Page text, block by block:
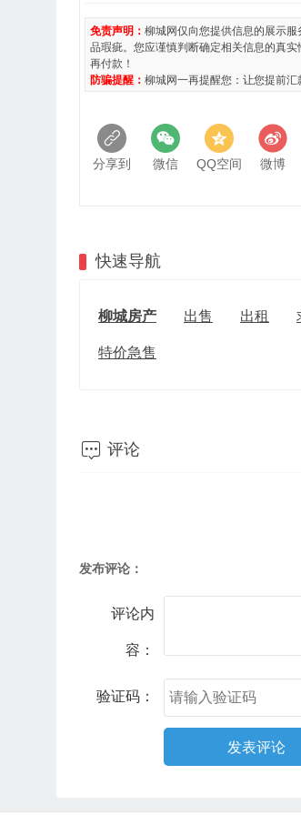
免责声明： 柳城网仅向您提供信息的展示
品瑕疵。您应谨慎判断确定相关信息的真
再付款！
防骗提醒： 柳城网一再提醒您：让您提前
分享到 微信 QQ空间 微博
快速导航
柳城房产 出售 出租
特价急售
 评论
发布评论：
评论内
容：
验证码：